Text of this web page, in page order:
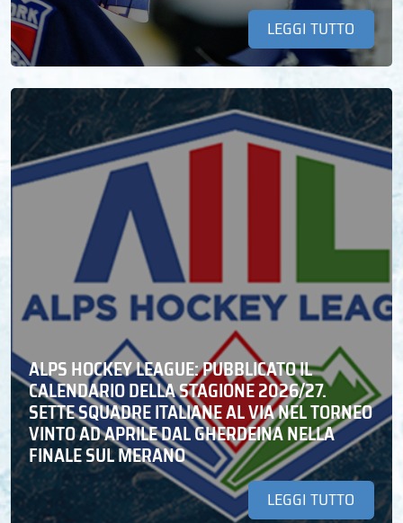
LEGGI TUTTO
ALPS HOCKEY LEAGUE: PUBBLICATO IL
CALENDARIO DELLA STAGIONE 2026/27.
SETTE SQUADRE ITALIANE AL VIA NEL TORNEO
VINTO AD APRILE DAL GHERDEINA NELLA
FINALE SUL MERANO
LEGGI TUTTO